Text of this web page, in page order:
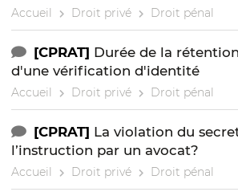
Accueil Droit privé Droit pénal
[CPRAT] Durée de la
d'une vérification d'identité
Accueil Droit privé Droit pénal
[CPRAT] La violation du
l’instruction par un avocat?
Accueil Droit privé Droit pénal